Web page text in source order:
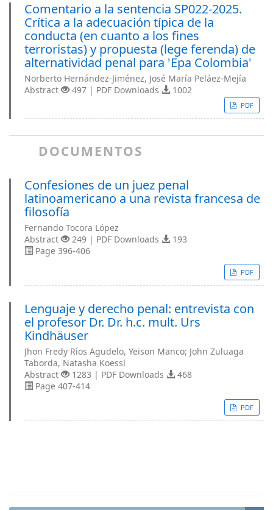
Comentario a la sentencia SP022-2025.
Crítica a la adecuación típica de la
conducta (en cuanto a los fines
terroristas) y propuesta (lege ferenda) de
alternatividad penal para 'Epa Colombia'
Norberto Hernández-Jiménez, José María Peláez-Mejía
Abstract
497 | PDF Downloads 1002
PDF
DOCUMENTOS
Confesiones de un juez penal
latinoamericano a una revista francesa de
filosofía
Fernando Tocora López
Abstract
249 | PDF Downloads
193
Page 396-406
PDF
Lenguaje y derecho penal: entrevista con
el profesor Dr. Dr. h.c. mult. Urs
Kindhäuser
Jhon Fredy Ríos Agudelo, Yeison Manco; John Zuluaga
Taborda, Natasha Koessl
Abstract
1283 | PDF Downloads
468
Page 407-414
PDF